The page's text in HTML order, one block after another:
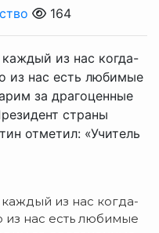
164
из нас когда-
из нас есть любимые
за драгоценные
страны
отметил: «Учитель
из нас когда-
из нас есть любимые